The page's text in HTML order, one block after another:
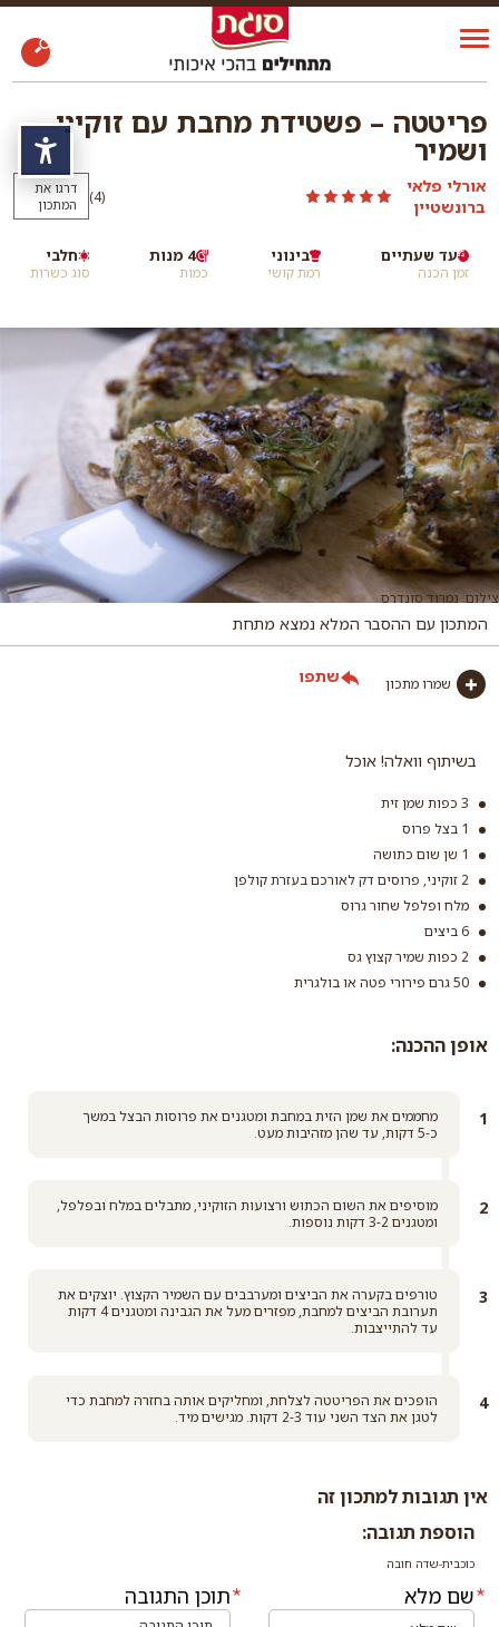
פריטטה – פשטידת מחבת עם זוקיני
ושמיר
אורלי פלאי
ברונשטיין
(4
)
דרגו את
המתכון
זמן הכנה
עד שעתיים
רמת קושי
בינוני
כמות
4 מנות
סוג כשרות
חלבי
צילום: נמרוד סונדרס
המתכון עם ההסבר המלא נמצא מתחת
שמרו מתכון שתפו
בשיתוף וואלה! אוכל
3 כפות שמן זית
1 בצל פרוס
1 שן שום כתושה
2 זוקיני, פרוסים דק לאורכם בעזרת קולפן
מלח ופלפל שחור גרוס
6 ביצים
2 כפות שמיר קצוץ גס
50 גרם פירורי פטה או בולגרית
אופן ההכנה:
מחממים את שמן הזית במחבת ומטגנים את פרוסות הבצל במשך
כ-5 דקות, עד שהן מזהיבות מעט.
מוסיפים את השום הכתוש ורצועות הזוקיני, מתבלים במלח ובפלפל,
ומטגנים 3-2 דקות נוספות.
טורפים בקערה את הביצים ומערבבים עם השמיר הקצוץ. יוצקים את
תערובת הביצים למחבת, מפזרים מעל את הגבינה ומטגנים 4 דקות
עד להתייצבות.
הופכים את הפריטטה לצלחת, ומחליקים אותה בחזרה למחבת כדי
לטגן את הצד השני עוד 2-3 דקות. מגישים מיד.
אין תגובות למתכון זה
הוספת תגובה:
כוכבית-שדה חובה
שם מלא תוכן התגובה